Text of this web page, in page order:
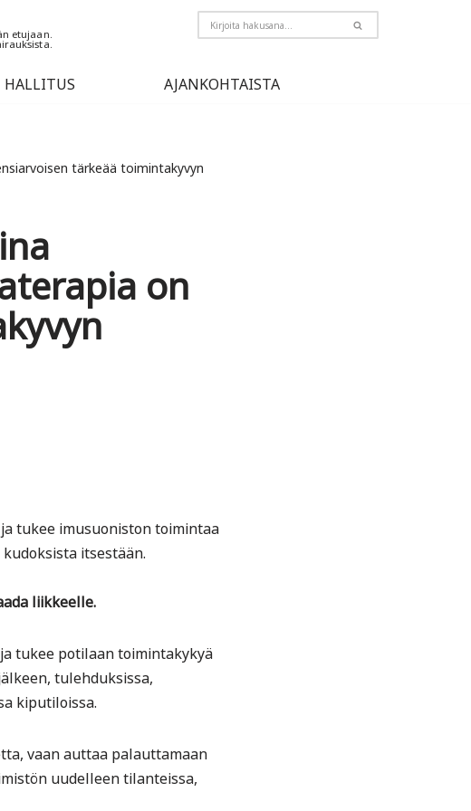
etujaan.
HALLITUS AJANKOHTAISTA
tärkeää toimintakyvyn
on
tukee imusuoniston toimintaa
itsestään.
liikkeelle.
tukee potilaan toimintakykyä
tulehduksissa,
kiputiloissa.
vaan auttaa palauttamaan
uudelleen tilanteissa,